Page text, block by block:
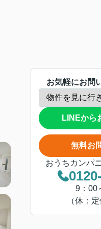
お気軽にお問
LINEから
無料お
おうちカンパ
9：00
（休：